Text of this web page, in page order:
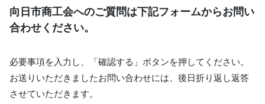
向日市商工会へのご質問は下記フォームからお問い
合わせください。
必要事項を入力し、「確認する」ボタンを押してください。
お送りいただきましたお問い合わせには、後日折り返し返答
させていただきます。